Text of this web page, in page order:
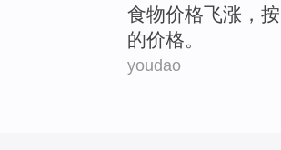
食物价格飞涨 ，
的价格。
youdao